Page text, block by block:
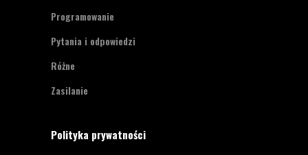
Programowanie
Pytania i odpowiedzi
Różne
Zasilanie
Polityka prywatności